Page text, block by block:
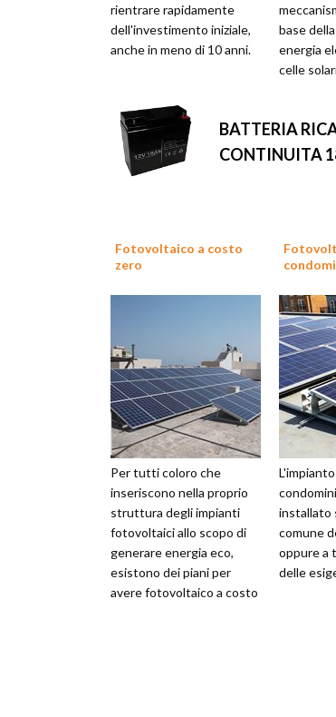
rientrare rapidamente
dell'investimento iniziale,
anche in meno di 10 anni.
base
energia
celle
BATTERIA
CONTINUITA
Fotovoltaico a costo
zero
Per tutti coloro che
inseriscono nella proprio
struttura degli impianti
fotovoltaici allo scopo di
generare energia eco,
esistono dei piani per
avere fotovoltaico a costo
installato
comune
oppure a
delle